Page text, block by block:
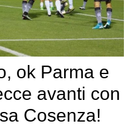
ok Parma e
avanti con
Cosenza!